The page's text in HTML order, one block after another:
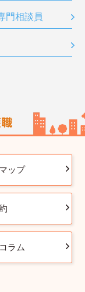
門相談員
ップ
ラム